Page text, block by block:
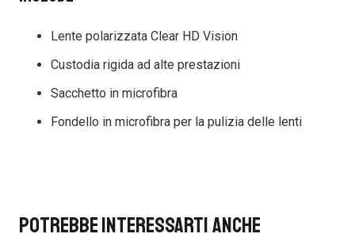
Lente polarizzata Clear HD Vision
Custodia rigida ad alte prestazioni
Sacchetto in microfibra
Fondello in microfibra per la pulizia delle lenti
Potrebbe interessarti anche